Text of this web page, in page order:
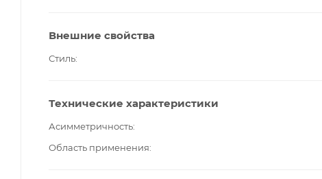
Внешние свойства
Стиль
Технические характеристики
Асимметричность
Область применения